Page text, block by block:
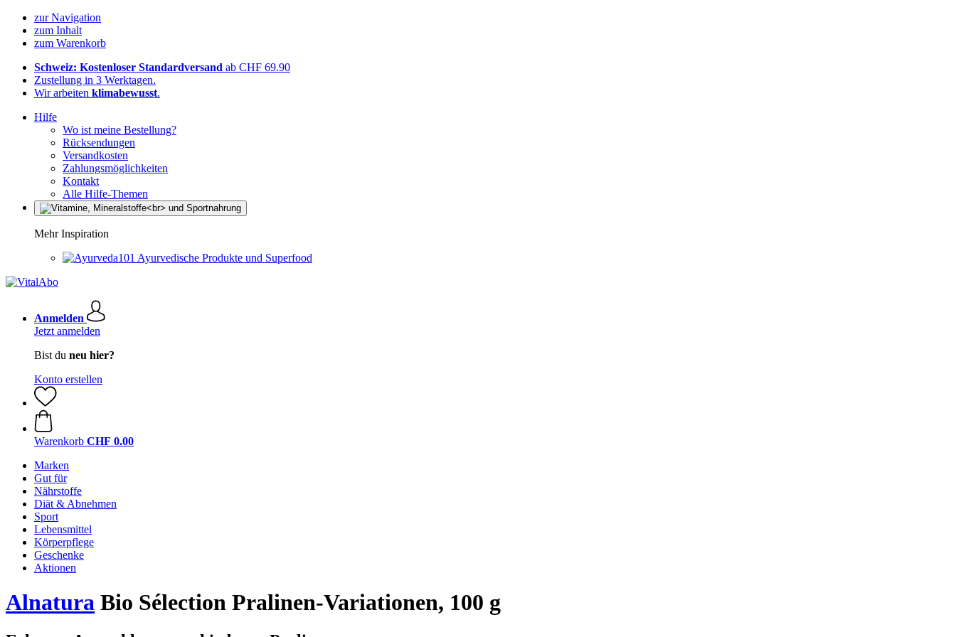
zur Navigation
zum Inhalt
zum Warenkorb
Schweiz: Kostenloser Standardversand ab CHF 69.90
Zustellung in 3 Werktagen.
Wir arbeiten klimabewusst.
Hilfe
Wo ist meine Bestellung?
Rücksendungen
Versandkosten
Zahlungsmöglichkeiten
Kontakt
Alle Hilfe-Themen
Mehr Inspiration
Ayurvedische Produkte und Superfood
Anmelden
Jetzt anmelden
Bist du neu hier?
Konto erstellen
Warenkorb CHF 0.00
Marken
Gut für
Nährstoffe
Diät & Abnehmen
Sport
Lebensmittel
Körperpflege
Geschenke
Aktionen
Alnatura Bio Sélection Pralinen-Variationen, 100 g